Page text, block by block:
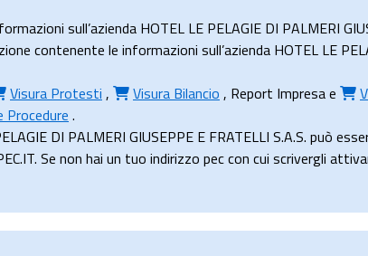
sull’azienda HOTEL LE PELAGIE DI PALMERI
contenente le informazioni sull’azienda HOTEL LE
Visura Protesti , Visura Bilancio , Report Impresae
Procedure .
DI PALMERI GIUSEPPE E FRATELLI S.A.S. può
Se non hai un tuo indirizzo pec con cui scrivergli